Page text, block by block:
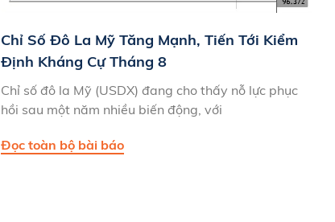
Chỉ Số Đô La Mỹ Tăng Mạnh, Tiến Tới Kiểm
Định Kháng Cự Tháng 8
Chỉ số đô la Mỹ (USDX) đang cho thấy nỗ lực phục
hồi sau một năm nhiều biến động, với
Đọc toàn bộ bài báo